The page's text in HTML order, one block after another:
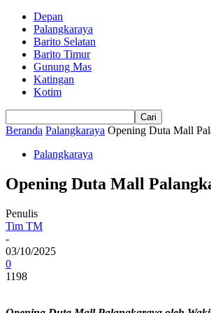
Depan
Palangkaraya
Barito Selatan
Barito Timur
Gunung Mas
Katingan
Kotim
Beranda Palangkaraya Opening Duta Mall
Palangkaraya
Opening Duta Mall
Penulis
Tim TM
-
03/10/2025
0
1198